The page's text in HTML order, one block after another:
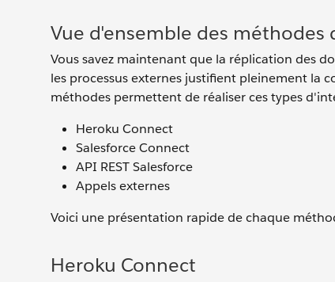
Vue d'ensemble des méthodes
Vous savez maintenant que la réplication des
les processus externes justifient pleinement la
méthodes permettent de réaliser ces types
Heroku Connect
Salesforce Connect
API REST Salesforce
Appels externes
Voici une présentation rapide de chaque
Heroku Connect